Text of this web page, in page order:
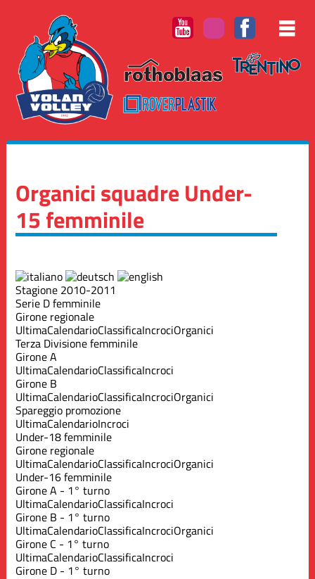
Organici squadre Under-
15 femminile
Stagione 2010-2011
Serie D femminile
Girone regionale
UltimaCalendarioClassificaIncrociOrganici
Terza Divisione femminile
Girone A
UltimaCalendarioClassificaIncroci
Girone B
UltimaCalendarioClassificaIncrociOrganici
Spareggio promozione
UltimaCalendarioIncroci
Under-18 femminile
Girone regionale
UltimaCalendarioClassificaIncrociOrganici
Under-16 femminile
Girone A - 1° turno
UltimaCalendarioClassificaIncroci
Girone B - 1° turno
UltimaCalendarioClassificaIncrociOrganici
Girone C - 1° turno
UltimaCalendarioClassificaIncroci
Girone D - 1° turno